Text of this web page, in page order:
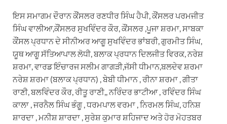
ਇਸ ਸਮਾਗਮ ਦੌਰਾਨ ਕੌਂਸਲਰ ਰਣਧੀਰ ਸਿੰਘ ਹੈਪੀ, ਕੌਂਸਲਰ ਪਰਮਜੀਤ
ਸਿੰਘ ਵਾਲੀਆ,ਕੌਂਸਲਰ ਸੁਖਵਿੰਦਰ ਕੌਰ, ਕੌਂਸਲਰ ,ਪੂਜਾ ਸ਼ਰਮਾ, ਸਾਬਕਾ
ਕੌਂਸਲ ਪ੍ਰਧਾਨ ਦੇ ਸੀਨੀਅਰ ਆਗੂ ਸੁਖਵਿੰਦਰ ਭਾਂਬਰੀ, ਗੁਰਮੀਤ ਸਿੰਘ,
ਯੂਥ ਆਗੂ ਸੱਤਿਆਪਾਲ ਲੋਧੀ, ਬਲਾਕ ਪ੍ਰਧਾਨ ਦਿਲਜੀਤ ਵਿਰਕ, ਨਰੇਸ਼
ਸ਼ਰਮਾ, ਵਾਰਡ ਇੰਚਾਰਜ ਸਲੀਮ ਗਾਗੜੀ,ਜੱਸੀ ਧੀਮਾਨ,ਬਲਦੇਵ ਸ਼ਰਮਾ
ਨਰੇਸ਼ ਸ਼ਰਮਾ (ਬਲਾਕ ਪ੍ਰਧਾਨ) , ਬੇਬੀ ਧੀਮਾਨ , ਰੀਨਾ ਸ਼ਰਮਾ , ਗੀਤਾ
ਰਾਣੀ, ਬਲਵਿੰਦਰ ਕੌਰ, ਰੀਤੂ ਰਾਣੀ,, ਨਰਿੰਦਰ ਭਾਟੀਆ , ਰਵਿੰਦਰ ਸਿੰਘ
ਕਾਲਾ , ਜਰਨੈਲ ਸਿੰਘ ਭੰਗੂ , ਧਰਮਪਾਲ ਵਰਮਾ , ਨਿਰਮਲ ਸਿੰਘ, ਹਨਿਸ਼
ਸ਼ਾਰਦਾ , ਮਨੀਸ਼ ਸ਼ਾਰਦਾ , ਸੁਰੇਸ਼ ਕੁਮਾਰ ਸ਼ਹਿਜਾਦ ਅਤੇ ਹੋਰ ਮੋਹਤਬਰ